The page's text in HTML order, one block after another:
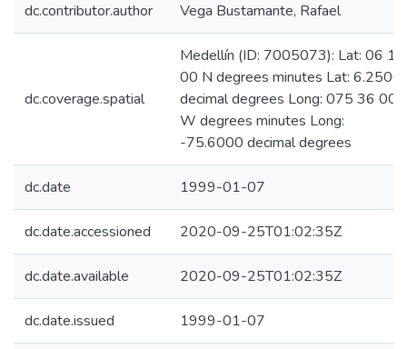
dc.contributor.author Vega Bustamante, Rafael
dc.coverage.spatial
Medellín (ID: 7005073): Lat: 06 15
00 N degrees minutes Lat: 6.2500
decimal degrees Long: 075 36 00
W degrees minutes Long:
-75.6000 decimal degrees
dc.date 1999-01-07
dc.date.accessioned 2020-09-25T01:02:35Z
dc.date.available 2020-09-25T01:02:35Z
dc.date.issued 1999-01-07